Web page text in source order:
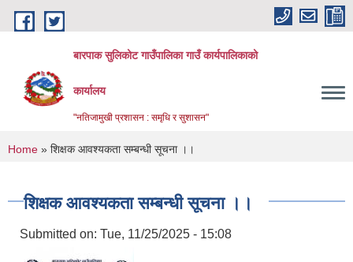
Skip to main content
बारपाक सुलिकोट गाउँपालिका गाउँ कार्यपालिकाको
कार्यालय
"नतिजामुखी प्रशासन : समृधि र सुशासन"
You are here
Home » शिक्षक आवश्यकता सम्बन्धी सूचना ।।
शिक्षक आवश्यकता सम्बन्धी सूचना ।।
Submitted on: Tue, 11/25/2025 - 15:08